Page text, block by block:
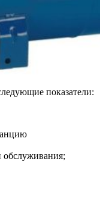
показатели:
обслуживания;